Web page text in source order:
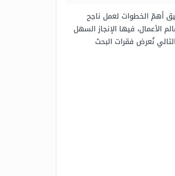
أهمّ الخطوات لعمل ناجح
الأعمال، فيها الإنجاز السهل
نُعرض فقرات البحث